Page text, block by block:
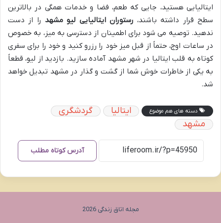
ایتالیایی هستید، جایی که طعم، فضا و خدمات همگی در بالاترین
سطح قرار داشته باشند، رستوران ایتالیایی لیو مشهد را از دست
ندهید. توصیه می شود برای اطمینان از دسترسی به میز، به خصوص
در ساعات اوج، حتماً از قبل میز خود را رزرو کنید و خود را برای سفری
کوتاه به قلب ایتالیا در شهر مشهد آماده سازید. بازدید از لیو، قطعاً
به یکی از خاطرات خوش شما از گشت و گذار در مشهد تبدیل خواهد
شد.
دسته های هم موضوع ایتالیا
گردشگری
مشهد
آدرس کوتاه مطلب
مجله اتاق زندگی 2026